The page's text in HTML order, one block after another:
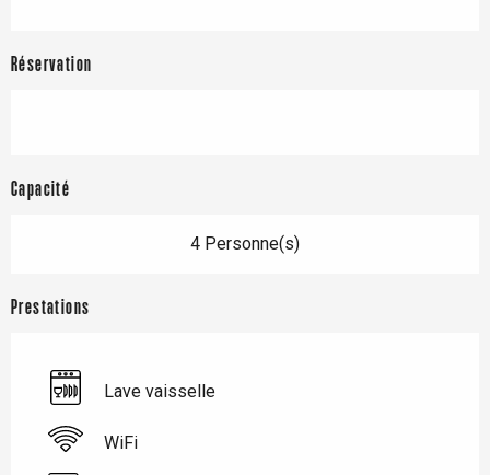
Réservation
Capacité
4 Personne(s)
Prestations
Lave vaisselle
WiFi